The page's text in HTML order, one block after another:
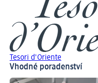
Tesori d'Oriente
Vhodné poradenství